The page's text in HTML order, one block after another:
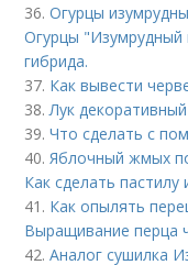
36.Огурцы
Огурцы "Изумрудный
гибрида.
37. Как вывести
38.Лук
39.Что сделать с
40.Яблочный жмых
Как сделать
41. Как опылять
Выращивание перца
42.Аналог сушилка